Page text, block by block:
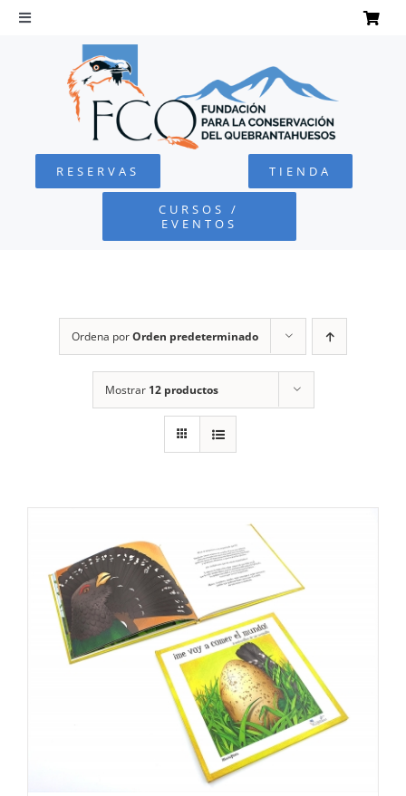
Saltar
Toggle
Navigation
QUEBRANTAHUESOS
FUNDACIÓN
CARRITO
RESERVAS TIENDA
CURSOS /
EVENTOS
Ordena porOrden predeterminado
Mostrar 12 productos